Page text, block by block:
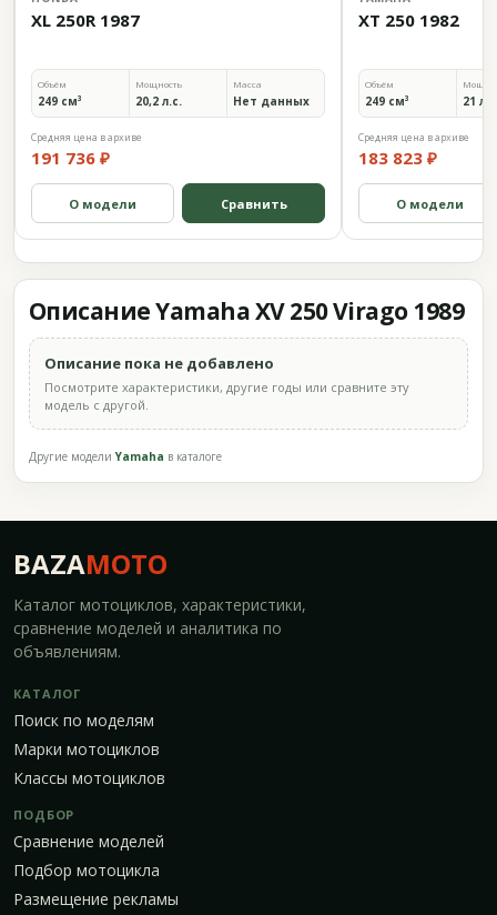
XL 250R 1987
Объём
249 см³
Мощность
20,2 л.с.
Масса
Нет данных
Средняя цена в архиве
191 736 ₽
О модели Сравнить
XT 250 1982
Объём
249 см³ 21
Средняя цена в архиве
183 823 ₽
О модели
Описание Yamaha XV 250 Virago 1989
Описание пока не добавлено
Посмотрите характеристики, другие годы или сравните эту
модель с другой.
Другие моделиYamaha в каталоге
BAZAMOTO
Каталог мотоциклов, характеристики,
сравнение моделей и аналитика по
объявлениям.
КАТАЛОГ
Поиск по моделям
Марки мотоциклов
Классы мотоциклов
ПОДБОР
Сравнение моделей
Подбор мотоцикла
Размещение рекламы